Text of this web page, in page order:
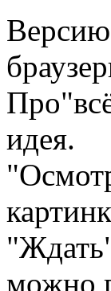
идея.
можно